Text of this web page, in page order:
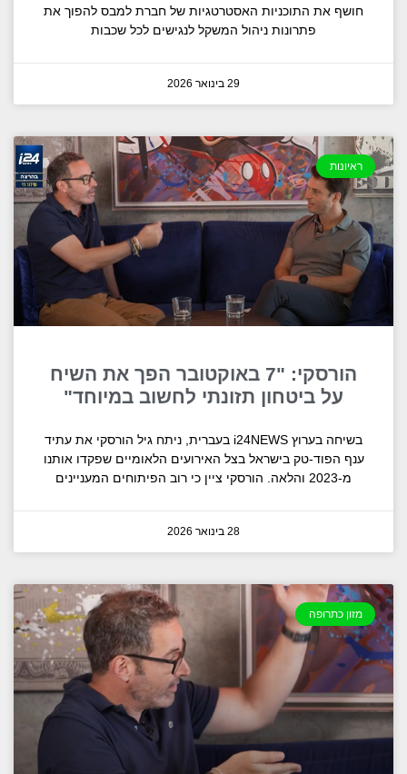
חושף את התוכניות האסטרטגיות של חברת למבס להפוך את
פתרונות ניהול המשקל לנגישים לכל שכבות
29 בינואר 2026
ראיונות
הורסקי: "7 באוקטובר הפך את השיח
על ביטחון תזונתי לחשוב במיוחד"
בשיחה בערוץ i24NEWS בעברית, ניתח גיל הורסקי את עתיד
ענף הפוד-טק בישראל בצל האירועים הלאומיים שפקדו אותנו
מ-2023 והלאה. הורסקי ציין כי רוב הפיתוחים המעניינים
28 בינואר 2026
מזון כתרופה